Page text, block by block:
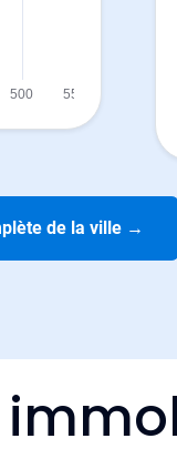
de la ville →